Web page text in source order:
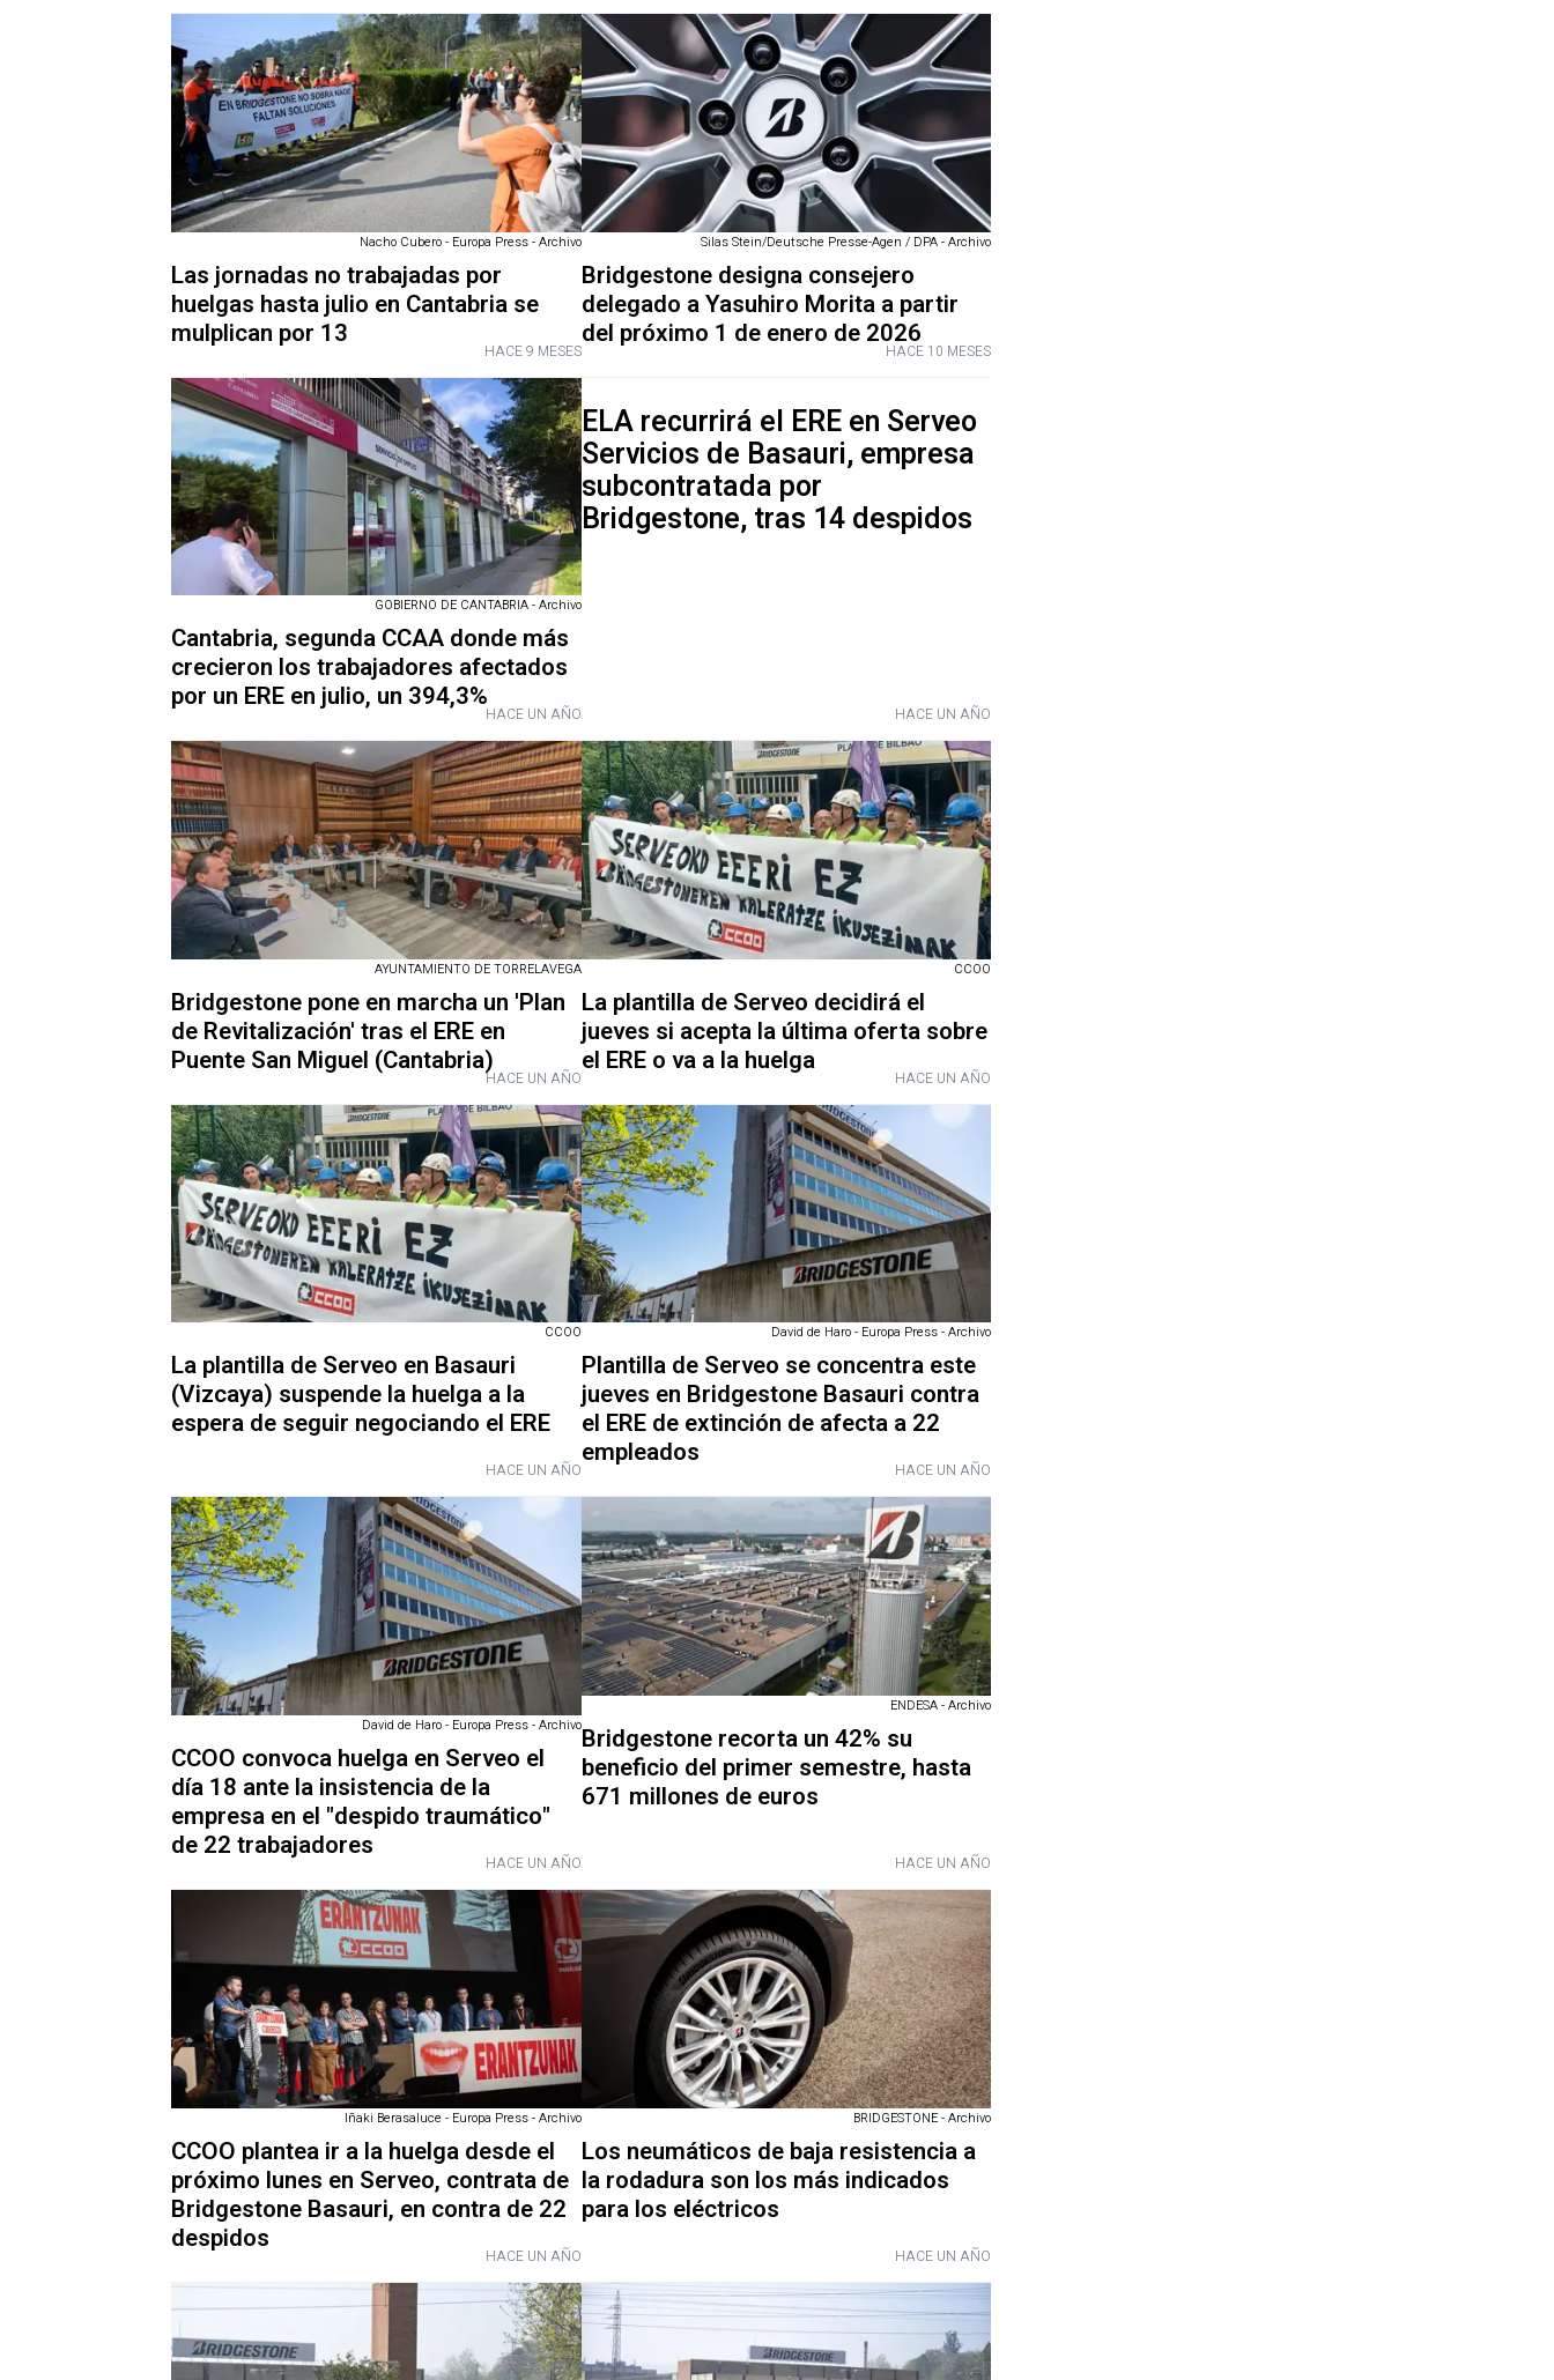
Nacho Cubero - Europa Press - Archivo
Las jornadas no trabajadas por
huelgas hasta julio en Cantabria se
mulplican por 13
HACE 9 MESES
Silas Stein/Deutsche Presse-Agen / DPA - Archivo
Bridgestone designa consejero
delegado a Yasuhiro Morita a partir
del próximo 1 de enero de 2026HACE 10 MESES
GOBIERNO DE CANTABRIA - Archivo
Cantabria, segunda CCAA donde más
crecieron los trabajadores afectados
por un ERE en julio, un 394,3%HACE UN AÑO
ELA recurrirá el ERE en Serveo
Servicios de Basauri, empresa
subcontratada por
Bridgestone, tras 14 despidos
HACE UN AÑO
AYUNTAMIENTO DE TORRELAVEGA
Bridgestone pone en marcha un 'Plan
de Revitalización' tras el ERE en
Puente San Miguel (Cantabria)HACE UN AÑO
CCOO
La plantilla de Serveo decidirá el
jueves si acepta la última oferta sobre
el ERE o va a la huelga
HACE UN AÑO
CCOO
La plantilla de Serveo en Basauri
(Vizcaya) suspende la huelga a la
espera de seguir negociando el ERE
HACE UN AÑO
David de Haro - Europa Press - Archivo
Plantilla de Serveo se concentra este
jueves en Bridgestone Basauri contra
el ERE de extinción de afecta a 22
empleados
HACE UN AÑO
David de Haro - Europa Press - Archivo
CCOO convoca huelga en Serveo el
día 18 ante la insistencia de la
empresa en el "despido traumático"
de 22 trabajadores
HACE UN AÑO
ENDESA - Archivo
Bridgestone recorta un 42% su
beneficio del primer semestre, hasta
671 millones de euros
HACE UN AÑO
Iñaki Berasaluce - Europa Press - Archivo
CCOO plantea ir a la huelga desde el
próximo lunes en Serveo, contrata de
Bridgestone Basauri, en contra de 22
despidos
HACE UN AÑO
BRIDGESTONE - Archivo
Los neumáticos de baja resistencia a
la rodadura son los más indicados
para los eléctricos
HACE UN AÑO